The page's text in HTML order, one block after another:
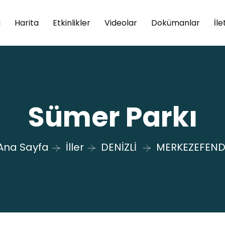
Harita Etkinlikler Videolar Dokümanlar
Sümer Parkı
Sayfa İller DENİZLİ